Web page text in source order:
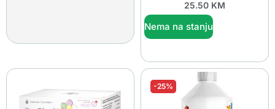
25.50 KM
Nema na stanju
-25%